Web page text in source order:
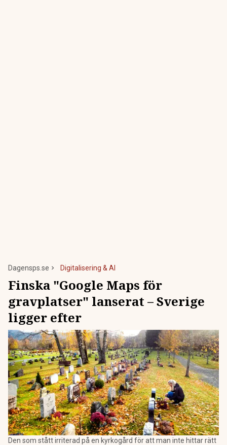
Dagensps.se Digitalisering & AI
Finska "Google Maps för
gravplatser" lanserat – Sverige
ligger efter
Den som stått irriterad på en kyrkogård för att man inte hittar rätt